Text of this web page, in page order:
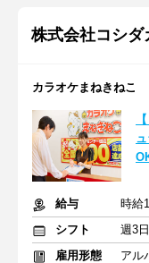
株式会社コシダ
カラオケまねきねこ
給与
シフト
雇用形態
アル